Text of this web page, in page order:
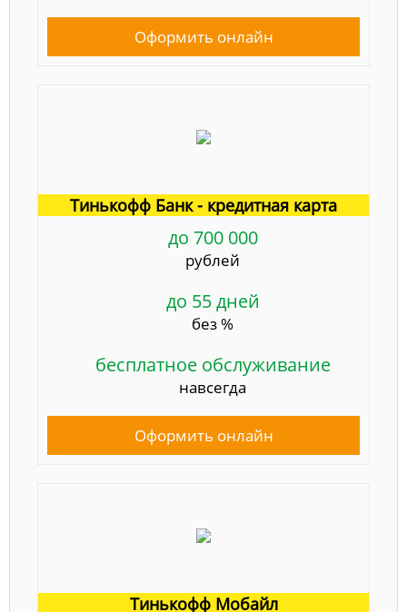
Оформить онлайн
Тинькофф Банк - кредитная карта
до 700 000
рублей
до 55 дней
без %
бесплатное обслуживание
навсегда
Оформить онлайн
Тинькофф Мобайл